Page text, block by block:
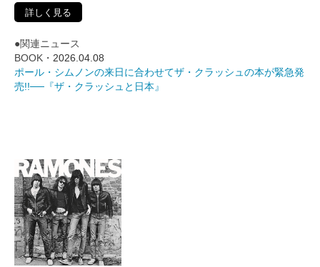
詳しく見る
●関連ニュース
BOOK・ 2026.04.08
ポール・シムノンの来日に合わせてザ・クラッシュの本が緊急発
売!!──『ザ・クラッシュと日本』